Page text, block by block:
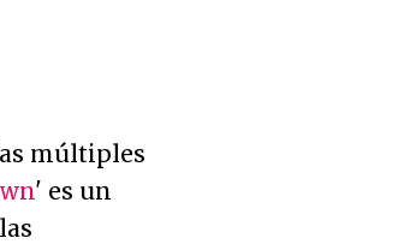
múltiples
' es un